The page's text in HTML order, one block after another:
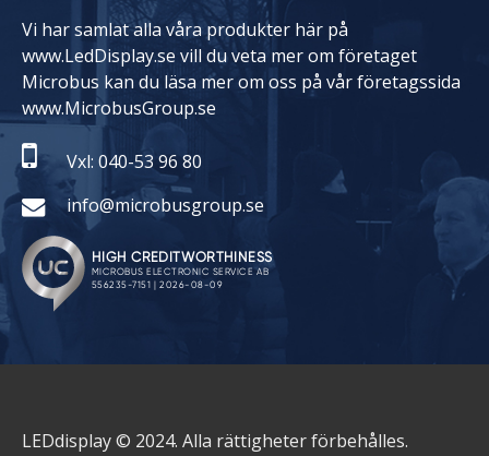
Vi har samlat alla våra produkter här på
www.LedDisplay.se vill du veta mer om företaget
Microbus kan du läsa mer om oss på vår företagssida
www.MicrobusGroup.se
Vxl: 040-53 96 80
info@microbusgroup.se
LEDdisplay © 2024. Alla rättigheter förbehålles.